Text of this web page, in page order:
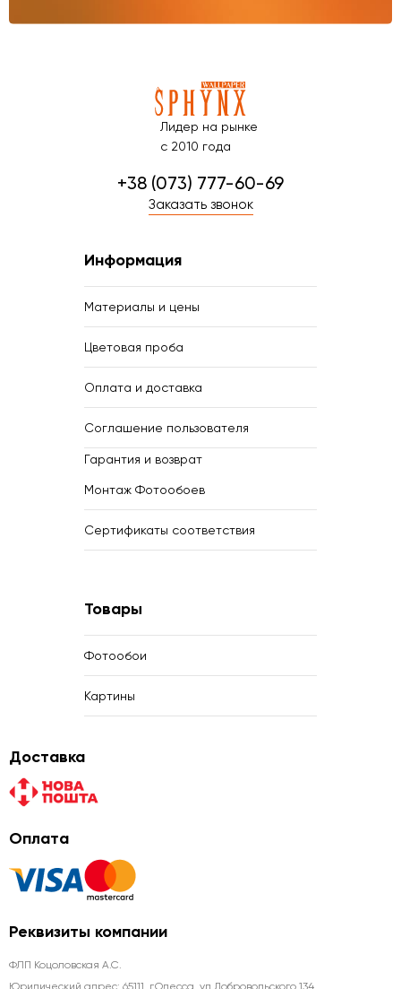
Лидер на рынке
с 2010 года
+38 (073) 777-60-69
Заказать звонок
Информация
Материалы и цены
Цветовая проба
Оплата и доставка
Соглашение пользователя
Гарантия и возврат
Монтаж Фотообоев
Сертификаты соответствия
Товары
Фотообои
Картины
Доставка
Оплата
Реквизиты компании
ФЛП Коцоловская А.С.
Юридический адрес: 65111, г.Одесса, ул.Добровольского 134